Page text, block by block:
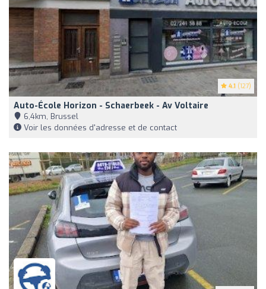
4.1 (127)
Auto-École Horizon - Schaerbeek - Av Voltaire
6,4km, Brussel
Voir les données d'adresse et de contact